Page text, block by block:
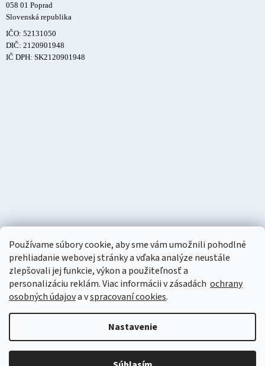
Používame súbory cookie, aby sme vám umožnili pohodlné
prehliadanie webovej stránky a vďaka analýze neustále
zlepšovali jej funkcie, výkon a použiteľnosť a
personalizáciu reklám. Viac informácii v zásadách ochrany
osobných údajova vspracovaní cookies.
Nastavenie
058 01 Poprad
Slovenská republika
IČO: 52131050
DIČ: 2120901948
IČ DPH: SK2120901948
Vytvoril Shoptet